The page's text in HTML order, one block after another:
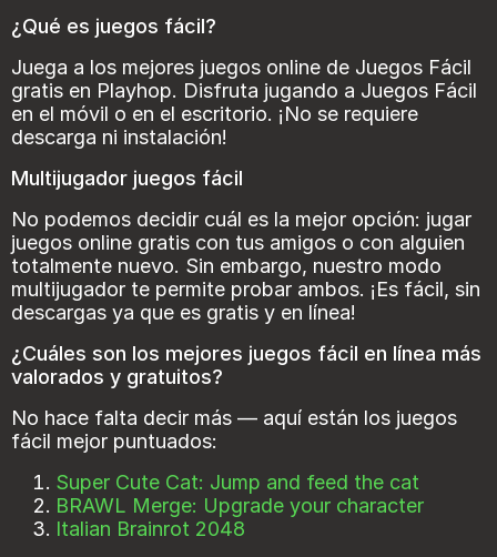
¿Qué es juegos fácil?
Juega a los mejores juegos online de Juegos Fácil
gratis en Playhop. Disfruta jugando a Juegos Fácil
en el móvil o en el escritorio. ¡No se requiere
descarga ni instalación!
Multijugador juegos fácil
No podemos decidir cuál es la mejor opción: jugar
juegos online gratis con tus amigos o con alguien
totalmente nuevo. Sin embargo, nuestro modo
multijugador te permite probar ambos. ¡Es fácil, sin
descargas ya que es gratis y en línea!
¿Cuáles son los mejores juegos fácil en línea más
valorados y gratuitos?
No hace falta decir más — aquí están los juegos
fácil mejor puntuados:
Super Cute Cat: Jump and feed the cat
BRAWL Merge: Upgrade your character
Italian Brainrot 2048